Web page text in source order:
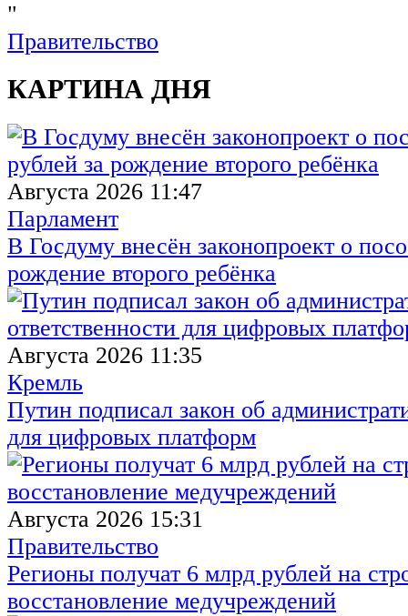
"
Правительство
КАРТИНА ДНЯ
Августа 2026 11:47
Парламент
В Госдуму внесён законопроект о
рождение второго ребёнка
Августа 2026 11:35
Кремль
Путин подписал закон об
для цифровых платформ
Августа 2026 15:31
Правительство
Регионы получат 6 млрд рублей на
восстановление медучреждений